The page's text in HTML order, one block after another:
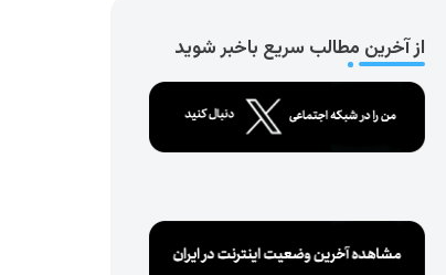
از آخرین مطالب سریع باخبر شوید